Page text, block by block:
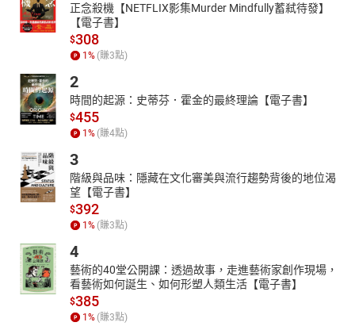
總產出的決定和變動、銀行管理和貨幣在總體經濟中的角色。分析
方法是以資產組合選擇理論說明資產（包括貨幣、債券及外匯）的
需求，並說明各學派的貨幣需求理論，利用資產市場模式分析金融
市場的供需與均衡，藉著利潤最大化、交易成本及不對稱資訊探討
金融市場結構與銀行管理，利用可貸資金理論與流動性偏好理論闡
述利率之決定與變動，並討論利率的風險結構、期限結構和收益率
曲線之應用，建立貨幣供給模型以探討各部門行為對貨幣供給的影
響，以及總合需求與總合供給分析貨幣在經濟體系的角色，其中亦
金融市場。
二、學習的重點內容
首先應認識貨幣銀行學的基本架構，以充分掌握重點，達到事半功
倍之效。貨幣銀行學可分為貨幣學及銀行學二大部分：
金融與國際貨幣制度等問題；並以貨幣供給與需求理論、利率理
論、IS-LM模型及通貨膨脹等章節較受到典試委員所青睞。
2.銀行學：介紹有關金融市場體制、銀行法等重要規定、商業銀行
的經營制度與理論、存款貨幣的創造、準備金、衍生性金融商品及
金融監理制度等均為熱門考題。""
正念殺機【NETFLIX影集Murder Mindfully蓄弒待發】
【電子書】
$308
1 % (賺3點)
2
時間的起源：史蒂芬．霍金的最終理論【電子書】
$455
1 % (賺4點)
3
階級與品味：隱藏在文化審美與流行趨勢背後的地位渴
望【電子書】
$392
1 % (賺3點)
4
藝術的40堂公開課：透過故事，走進藝術家創作現場，
看藝術如何誕生、如何形塑人類生活【電子書】
$385
1 % (賺3點)